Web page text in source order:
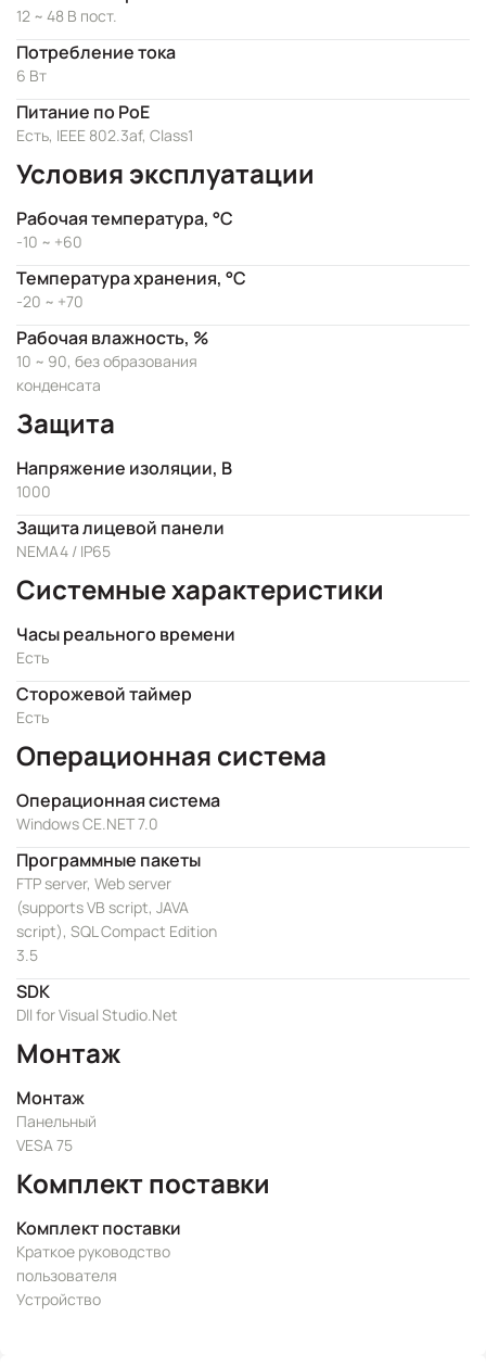
12 ~ 48 В пост.
Потребление тока
6 Вт
Питание по PoE
Есть, IEEE 802.3af, Class1
Условия эксплуатации
Рабочая температура, °C
-10 ~ +60
Температура хранения, °C
-20 ~ +70
Рабочая влажность, %
10 ~ 90, без образования
конденсата
Защита
Напряжение изоляции, В
1000
Защита лицевой панели
NEMA4 / IP65
Системные характеристики
Часы реального времени
Есть
Сторожевой таймер
Есть
Операционная система
Операционная система
Windows CE.NET 7.0
Программные пакеты
FTP server, Web server
(supports VB script, JAVA
script), SQL Compact Edition
3.5
SDK
Dll for Visual Studio.Net
Монтаж
Монтаж
Панельный
VESA 75
Комплект поставки
Комплект поставки
Краткое руководство
пользователя
Устройство